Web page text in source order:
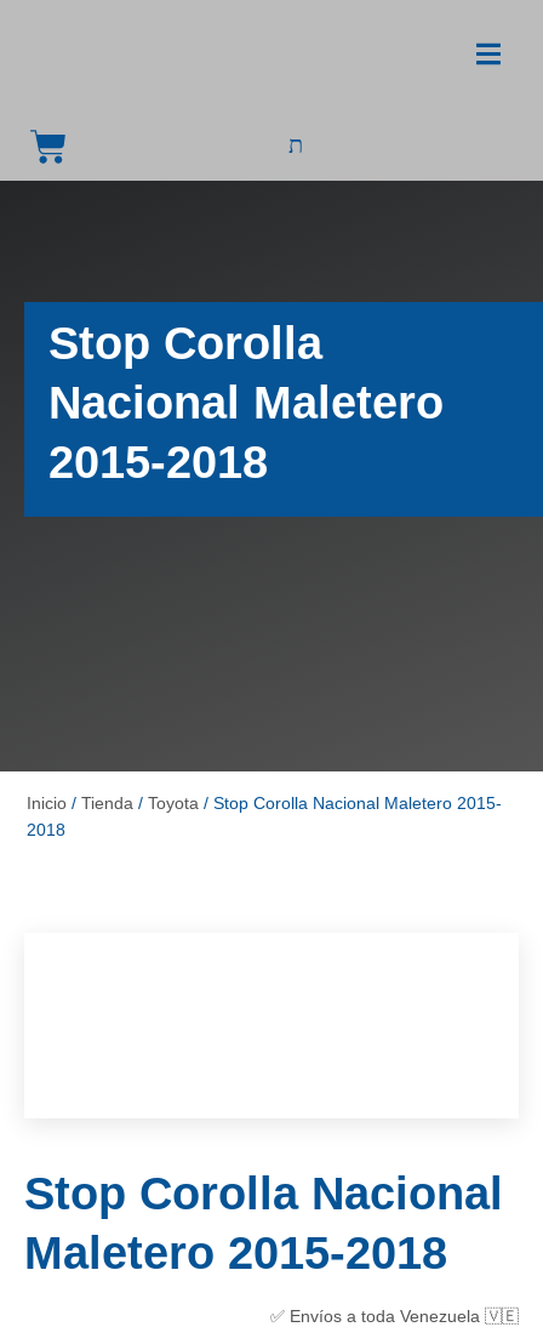
Stop Corolla
Nacional Maletero
2015-2018
Inicio / Tienda / Toyota / Stop Corolla Nacional Maletero 2015-
2018
Stop Corolla Nacional
Maletero 2015-2018
✅ Envíos a toda Venezuela 🇻🇪